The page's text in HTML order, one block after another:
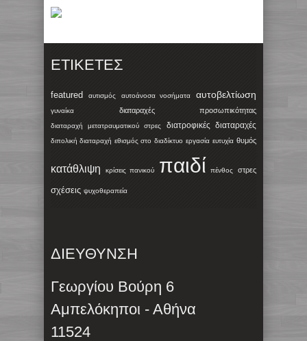
ΕΤΙΚΈΤΕΣ
featured αυτισμός αυτοάνοσα νοσήματα αυτοβελτίωση
γυναίκα διαταραχές προσωπικότητας
διαταραχή μετατραυματικού στρες διατροφικές διαταραχές
διπολική διαταραχή εθισμός στο διαδίκτυο εργασία ευτυχία θυμός
κατάθλιψη κρίσεις πανικού παιδί πένθος στρες
σχέσεις ψυχοθεραπεία
ΔΙΕΥΘΥΝΣΗ
Γεωργίου Βούρη 6
Αμπελόκηποι - Αθήνα
11524